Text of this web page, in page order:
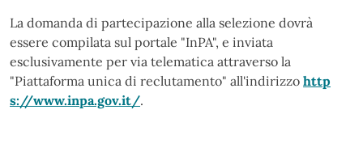
La domanda di partecipazione alla selezione dovrà
essere compilata sul portale "InPA", e inviata
esclusivamente per via telematica attraverso la
"Piattaforma unica di reclutamento" all'indirizzo http
s://www.inpa.gov.it/.